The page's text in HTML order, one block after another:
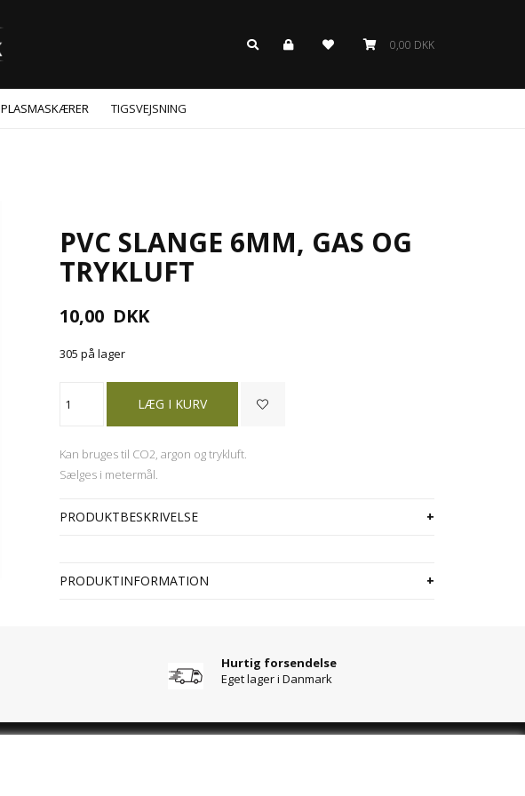
0,00 DKK
PLASMASKÆRER TIGSVEJSNING
PVC SLANGE 6MM, GAS OG
TRYKLUFT
10,00DKK
305 på lager
Kan bruges til CO2, argon og trykluft.
Sælges i metermål.
PRODUKTBESKRIVELSE
PRODUKTINFORMATION
Hurtig forsendelse
Eget lager i Danmark